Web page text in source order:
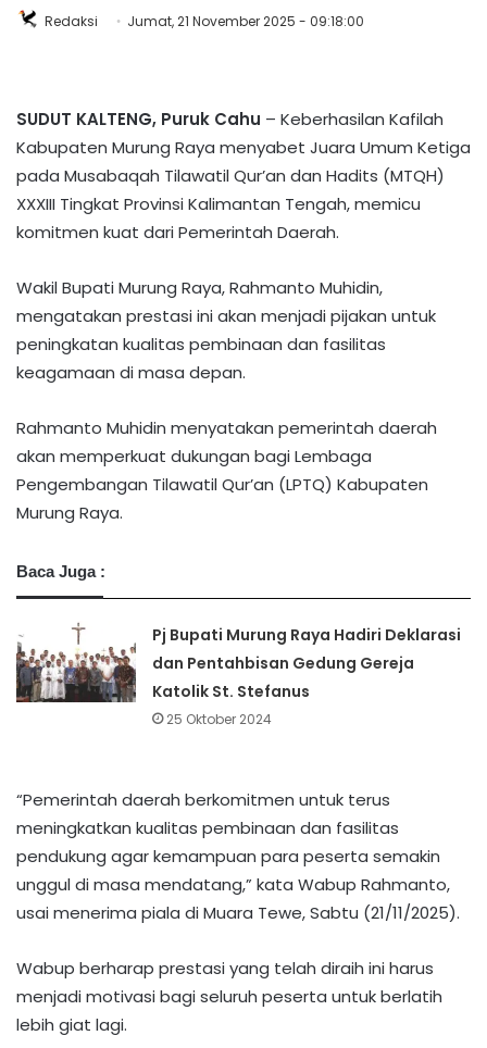
Redaksi Jumat, 21 November 2025 - 09:18:00
SUDUT KALTENG, Puruk Cahu – Keberhasilan Kafilah
Kabupaten Murung Raya menyabet Juara Umum Ketiga
pada Musabaqah Tilawatil Qur’an dan Hadits (MTQH)
XXXIII Tingkat Provinsi Kalimantan Tengah, memicu
komitmen kuat dari Pemerintah Daerah.
Wakil Bupati Murung Raya, Rahmanto Muhidin,
mengatakan prestasi ini akan menjadi pijakan untuk
peningkatan kualitas pembinaan dan fasilitas
keagamaan di masa depan.
Rahmanto Muhidin menyatakan pemerintah daerah
akan memperkuat dukungan bagi Lembaga
Pengembangan Tilawatil Qur’an (LPTQ) Kabupaten
Murung Raya.
Baca Juga :
Pj Bupati Murung Raya Hadiri Deklarasi
dan Pentahbisan Gedung Gereja
Katolik St. Stefanus
25 Oktober 2024
“Pemerintah daerah berkomitmen untuk terus
meningkatkan kualitas pembinaan dan fasilitas
pendukung agar kemampuan para peserta semakin
unggul di masa mendatang,” kata Wabup Rahmanto,
usai menerima piala di Muara Tewe, Sabtu (21/11/2025).
​Wabup berharap prestasi yang telah diraih ini harus
menjadi motivasi bagi seluruh peserta untuk berlatih
lebih giat lagi.